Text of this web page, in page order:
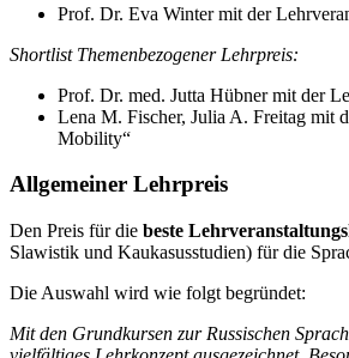
Prof. Dr. Eva Winter mit der
Shortlist Themenbezogener Lehrpreis:
Prof. Dr. med. Jutta Hübner mit der
Lena M. Fischer, Julia A. Freitag mit
Mobility“
Allgemeiner Lehrpreis
Den Preis für die beste
Slawistik und Kaukasusstudien) für die
Die Auswahl wird wie folgt begründet:
Mit den Grundkursen zur Russischen